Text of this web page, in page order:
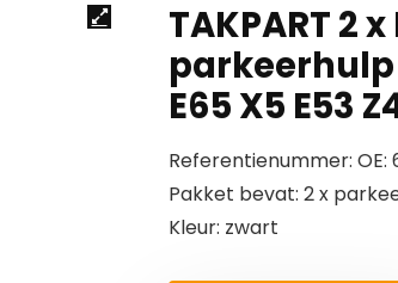
TAKPART 2
parkeerhulp
E65 X5 E53
Referentienummer: OE:
Pakket bevat: 2 x
Kleur: zwart